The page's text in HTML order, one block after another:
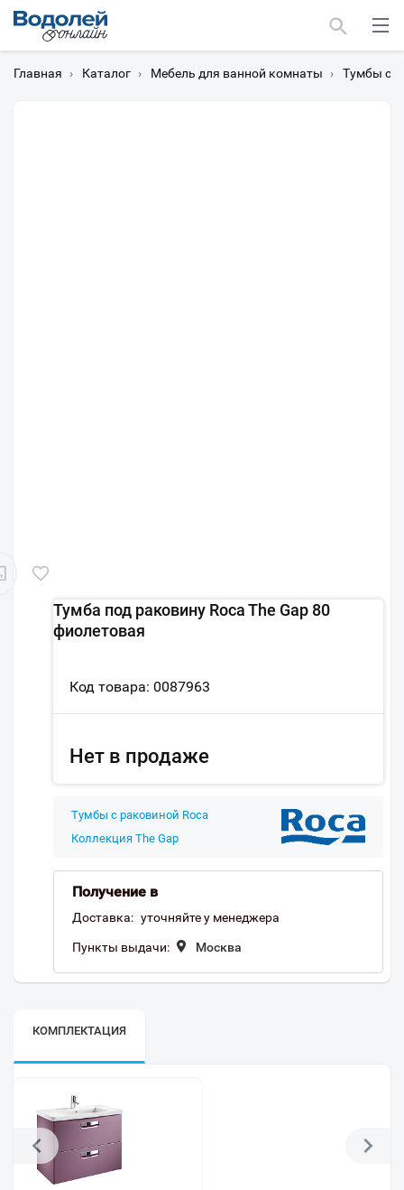
Главная › Каталог › Мебель для ванной комнаты › Тумбы с
Тумба под раковину Roca The Gap 80
фиолетовая
Код товара: 0087963
Нет в продаже
Тумбы с раковиной Roca
Коллекция The Gap
Получение в
Доставка: уточняйте у менеджера
Пункты выдачи: Москва
КОМПЛЕКТАЦИЯ